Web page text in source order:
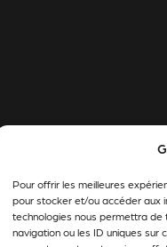
Pour offrir les meilleures
pour stocker et/ou accéder aux
technologies nous permettra
navigation ou les ID uniques sur